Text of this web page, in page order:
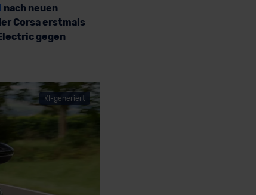
nach neuen
Corsa erstmals
gegen
KI-generiert